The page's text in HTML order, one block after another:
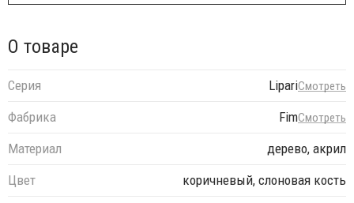
О товаре
Серия LipariСмотреть
Фабрика FimСмотреть
Материал
дерево, акрил
Цвет
коричневый, слоновая кость